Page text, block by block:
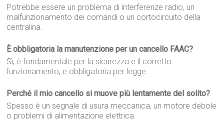
Potrebbe essere un problema di interferenze radio, un
malfunzionamento dei comandi o un cortocircuito della
centralina.
È obbligatoria la manutenzione per un cancello FAAC?
Sì, è fondamentale per la sicurezza e il corretto
funzionamento, e obbligatoria per legge.
Perché il mio cancello si muove più lentamente del solito?
Spesso è un segnale di usura meccanica, un motore debole
o problemi di alimentazione elettrica.